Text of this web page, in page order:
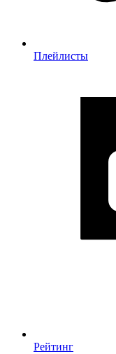
Плейлисты
Рейтинг